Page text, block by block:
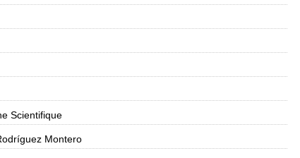
Scientifique
Montero